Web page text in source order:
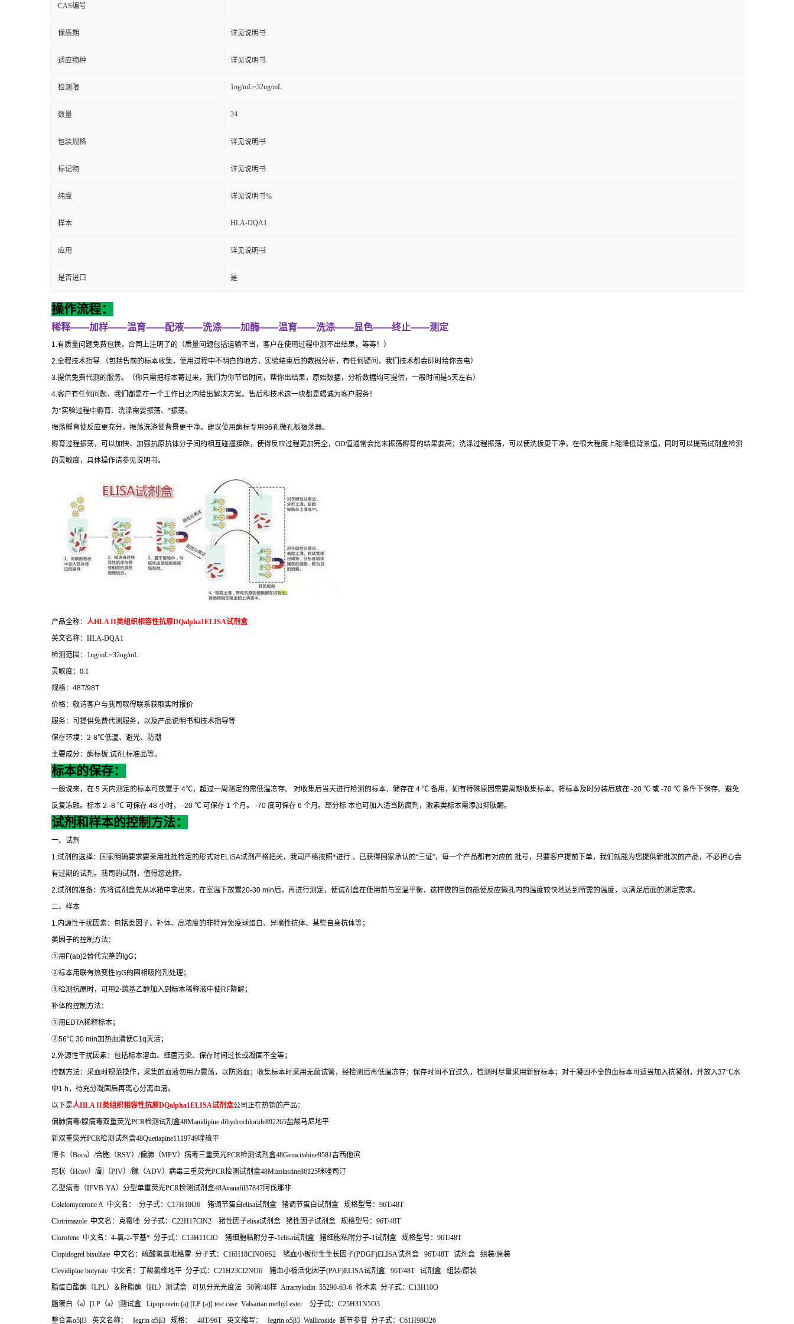
CAS编号
保质期 详见说明书
适应物种 详见说明书
检测限 1ng/mL~32ng/mL
数量 34
包装规格 详见说明书
标记物 详见说明书
纯度 详见说明书%
样本 HLA-DQA1
应用 详见说明书
是否进口 是
操作流程：
稀释——加样——温育——配液——洗涤——加酶——温育——洗涤——显色——终止——测定
1. 有质量问题免费包换，合同上注明了的（质量问题包括运输不当，客户在使用过程中测不出结果，等等！）
2. 全程技术指导
（包括售前的标本收集，使用过程中不明白的地方，实验结束后的数据分析，有任何疑问，我们技术都会即时给你去电）
3. 提供免费代测的服务。（你只需把标本寄过来，我们为你节省时间，帮你出结果，原始数据，分析数据均可提供，一般时间是5天左右）
4. 客户有任何问题，我们都是在一个工作日之内给出解决方案。售后和技术这一块都是竭诚为客户服务！
为*实验过程中孵育、洗涤需要振荡、 *振荡。
振荡孵育使反应更充分，振荡洗涤使背景更干净。建议使用酶标专用96孔微孔板振荡器。
孵育过程振荡，可以加快、加强抗原抗体分子间的相互碰撞接触，使得反应过程更加完全， OD值通常会比未振荡孵育的结果要高；洗涤过程振荡，可以使洗板更干净，在很大程度上能降低背景值，同时可以提高试剂盒检测
的灵敏度，具体操作请参见说明书。
产品全称： 人HLA II类组织相容性抗原DQalpha1ELISA试剂盒
英文名称： HLA-DQA1
检测范围： 1ng/mL~32ng/mL
灵敏度： 0.1
规格： 48T/98T
价格：敬请客户与我司取得联系获取实时报价
服务：可提供免费代测服务，以及产品说明书和技术指导等
保存环境： 2-8℃低温、避光、防潮
主要成分：酶标板 试剂 标准品等。
标本的保存：
一般说来，在 5 天内测定的标本可放置于 4℃，超过一周测定的需低温冻存。 对收集后当天进行检测的标本，储存在 4 ℃ 备用，如有特殊原因需要周期收集标本，将标本及时分装后放在 -20 ℃ 或 -70 ℃ 条件下保存。避免
反复冻融。标本 2 -8 ℃ 可保存 48 小时， -20 ℃ 可保存 1 个月。 -70 度可保存 6 个月。部分标 本也可加入适当防腐剂，激素类标本需添加抑肽酶。
试剂和样本的控制方法：
一、试剂
1. 试剂的选择：国家明确要求要采用批批检定的形式对ELISA试剂严格把关，我司严格按照*进行 ，已获得国家承认的“三证”，每一个产品都有对应的 批号，只要客户提前下单，我们就能为您提供新批次的产品，不必担心会
有过期的试剂。我司的试剂，值得您选择。
2. 试剂的准备：先将试剂盒先从冰箱中拿出来，在室温下放置20-30 min后，再进行测定，使试剂盒在使用前与室温平衡，这样做的目的能使反应微孔内的温度较快地达到所需的温度，以满足后面的测定需求。
二、样本
1. 内源性干扰因素：包括类因子、补体、高浓度的非特异免疫球蛋白、异嗜性抗体、某些自身抗体等；
类因子的控制方法：
①用 F(ab)2替代完整的IgG；
②标本用联有热变性IgG的固相吸附剂处理；
③检测抗原时，可用2-巯基乙醇加入到标本稀释液中使RF降解；
补体的控制方法：
①用 EDTA稀释标本；
②56℃ 30 min加热血清使C1q灭活；
2. 外源性干扰因素：包括标本溶血、细菌污染、保存时间过长或凝固不全等；
控制方法：采血时规范操作，采集的血液勿用力震荡，以防溶血；收集标本时采用无菌试管，经检测后再低温冻存；保存时间不宜过久，检测时尽量采用新鲜标本；对于凝固不全的血标本可适当加入抗凝剂，并放入37℃水
中1 h ，待充分凝固后再离心分离血清。
以下是人HLA II类组织相容性抗原DQalpha1ELISA试剂盒公司正在热销的产品：
偏肺病毒/腺病毒双重荧光PCR检测试剂盒48Manidipine dihydrochloride892265盐酸马尼地平
新双重荧光PCR检测试剂盒48Quetiapine1119749喹硫平
博卡（Boca） /合胞（RSV） /偏肺（MPV）病毒三重荧光PCR检测试剂盒48Gemcitabine9581吉西他滨
冠状（Hcov） /副（PIV） /腺（ADV）病毒三重荧光PCR检测试剂盒48Mizolastine86125咪唑司汀
乙型病毒（IFVB-YA）分型单重荧光PCR检测试剂盒48Avanafil37847阿伐那非
Colelomycerone A 中文名： 分子式： C17H18O6 猪调节蛋白elisa试剂盒 猪调节蛋白试剂盒 规格型号： 96T/48T
Clotrimazole 中文名：克霉唑 分子式： C22H17ClN2 猪性因子elisa试剂盒 猪性因子试剂盒 规格型号： 96T/48T
Clorofene 中文名： 4-氯-2-苄基* 分子式： C13H11ClO 猪细胞粘附分子-1elisa试剂盒 猪细胞粘附分子-1试剂盒 规格型号： 96T/48T
Clopidogrel bisulfate 中文名：硫酸氢氯吡格雷 分子式： C16H18ClNO6S2 猪血小板衍生生长因子(PDGF)ELISA试剂盒 96T/48T 试剂盒 组装/原装
Clevidipine butyrate 中文名：丁酸氯维地平 分子式： C21H23Cl2NO6 猪血小板活化因子(PAF)ELISA试剂盒 96T/48T 试剂盒 组装/原装
脂蛋白酯酶（LPL）＆肝脂酶（HL）测试盒 可见分光光度法 50管/48样 Atractylodin 55290-63-6 苍术素 分子式： C13H10O
脂蛋白（a） [LP （a） ]测试盒 Lipoprotein (a) [LP (a)] test case Valsartan methyl ester 分子式： C25H31N5O3
整合素α5β3 英文名称： Iegrin α5β3 规格： 48T/96T 英文缩写： Iegrin α5β3 Wallicoside 断节参苷 分子式： C61H98O26